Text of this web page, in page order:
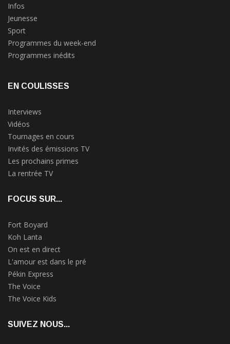
Infos
Jeunesse
Sport
Programmes du week-end
Programmes inédits
EN COULISSES
Interviews
Vidéos
Tournages en cours
Invités des émissions TV
Les prochains primes
La rentrée TV
FOCUS SUR...
Fort Boyard
Koh Lanta
On est en direct
L'amour est dans le pré
Pékin Express
The Voice
The Voice Kids
SUIVEZ NOUS...